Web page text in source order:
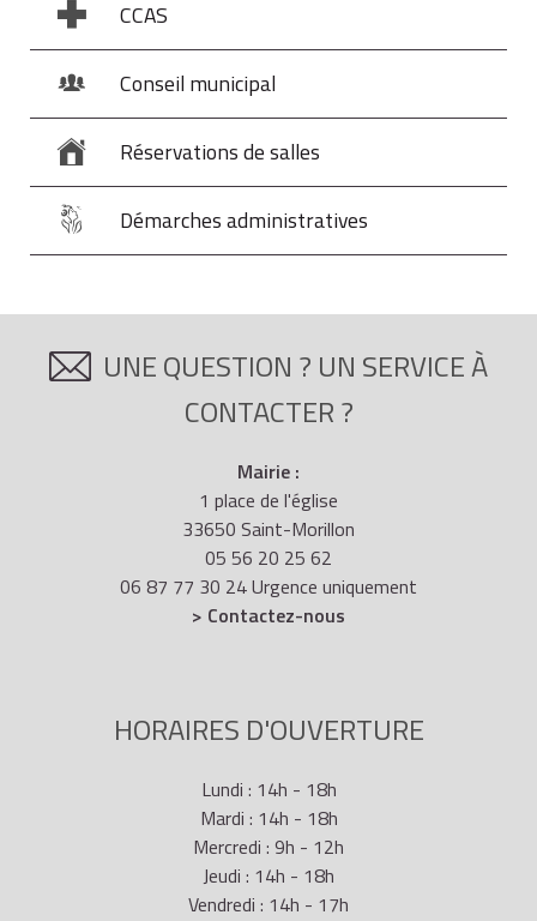
CCAS
Conseil municipal
Réservations de salles
Démarches administratives
UNE QUESTION ? UN SERVICE À
CONTACTER ?
Mairie :
1 place de l'église
33650 Saint-Morillon
05 56 20 25 62
06 87 77 30 24 Urgence uniquement
> Contactez-nous
HORAIRES D'OUVERTURE
Lundi : 14h - 18h
Mardi : 14h - 18h
Mercredi : 9h - 12h
Jeudi : 14h - 18h
Vendredi : 14h - 17h